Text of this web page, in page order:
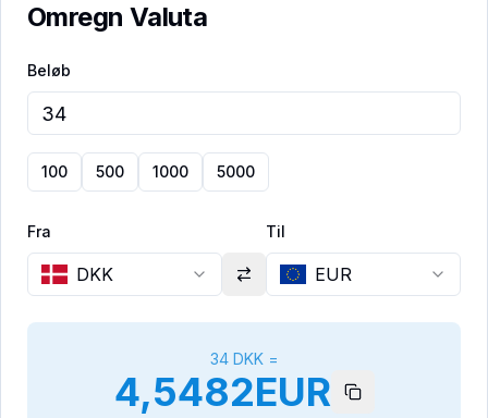
Omregn Valuta
Beløb
100 500 1000 5000
Fra
DKK
Til
EUR
34 DKK=
4,5482EUR